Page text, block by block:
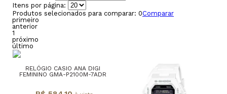
Itens por página:
Produtos selecionados para comparar: 0Comparar
primeiro
anterior
1
próximo
último
RELÓGIO CASIO ANA DIGI
FEMININO GMA-P2100M-7ADR